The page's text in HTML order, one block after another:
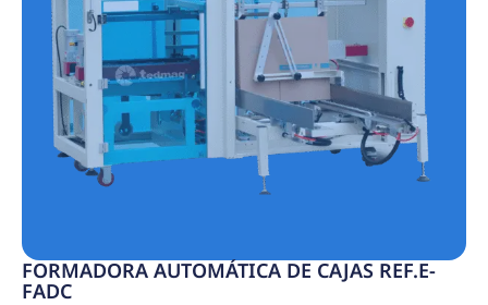
FORMADORA AUTOMÁTICA DE CAJAS REF.E-
FADC